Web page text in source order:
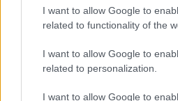
I want to allow Google to
related to functionality of the
I want to allow Google to
related to personalization.
I want to allow Google to
Ez is